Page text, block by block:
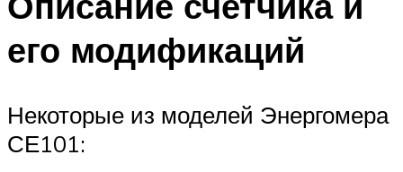
его модификаций
Некоторые из моделей Энергомера
СЕ101: